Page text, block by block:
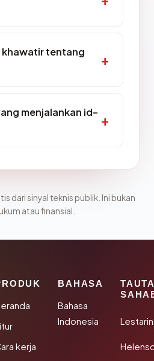
khawatir tentang
menjalankan id-
dari sinyal teknis publik. Ini bukan
atau finansial.
kerja
BAHASA
Bahasa
Indonesia